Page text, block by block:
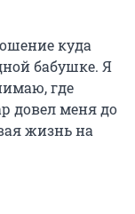
куда
бабушке. Я
где
довел меня до
жизнь на